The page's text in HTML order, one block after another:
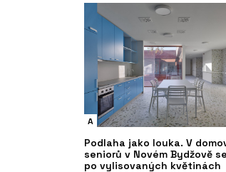
A
Podlaha jako louka. V
seniorů v Novém Bydžově
po vylisovaných květinách